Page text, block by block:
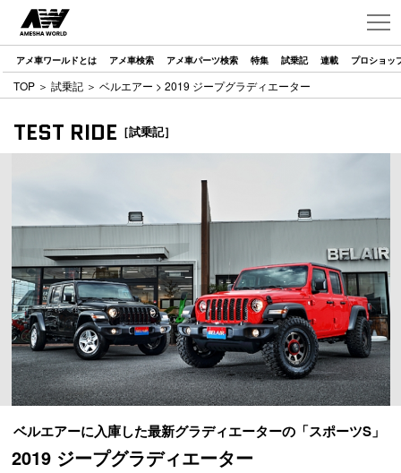
アメ車ワールドとは アメ車検索 アメ車パーツ検索 特集 試乗記 連載 プロショッ
TOP ＞ 試乗記 ＞ ベルエアー > 2019 ジープグラディエーター
TEST RIDE ［試乗記］
ベルエアーに入庫した最新グラディエーターの「スポーツS」
2019 ジープグラディエーター